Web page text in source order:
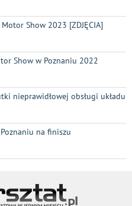
Show 2023 [ZDJĘCIA]
Show w Poznaniu 2022
nieprawidłowej obsługi układu
na finiszu